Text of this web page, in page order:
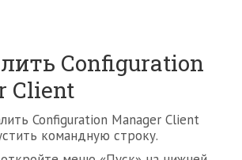
Configuration
Client
Configuration Manager Client
командную строку.